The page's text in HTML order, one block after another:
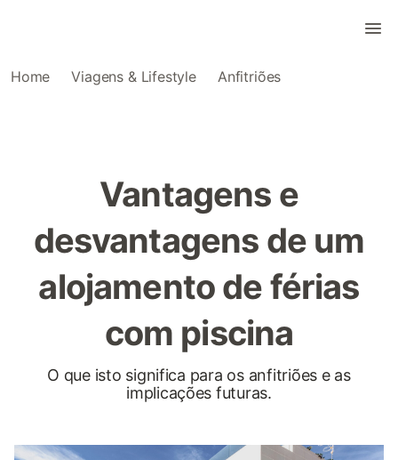
Home Viagens & Lifestyle Anfitriões
Vantagens e
desvantagens de um
alojamento de férias
com piscina
O que isto significa para os anfitriões e as
implicações futuras.